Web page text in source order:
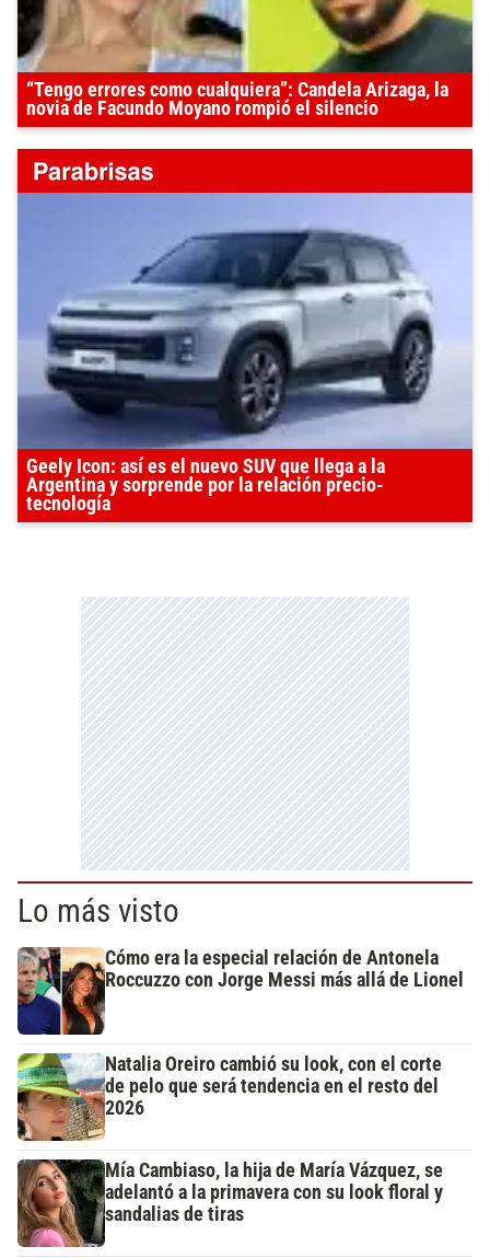
“Tengo errores como cualquiera”: Candela Arizaga, la
novia de Facundo Moyano rompió el silencio
Geely Icon: así es el nuevo SUV que llega a la
Argentina y sorprende por la relación precio-
tecnología
Lo más visto
Cómo era la especial relación de Antonela
Roccuzzo con Jorge Messi más allá de Lionel
Natalia Oreiro cambió su look, con el corte
de pelo que será tendencia en el resto del
2026
Mía Cambiaso, la hija de María Vázquez, se
adelantó a la primavera con su look floral y
sandalias de tiras